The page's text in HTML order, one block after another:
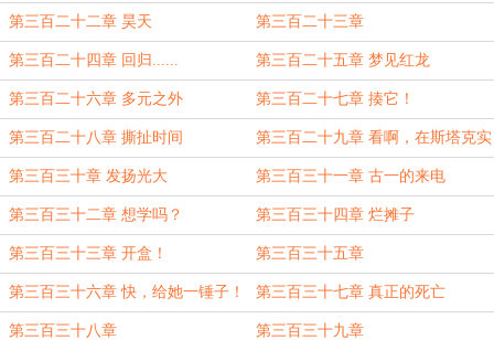
第三百二十二章 昊天 第三百二十三章
第三百二十四章 回归...... 第三百二十五章 梦见红龙
第三百二十六章 多元之外 第三百二十七章 揍它！
第三百二十八章 撕扯时间 第三百二十九章 看啊，在斯塔克实
验室里正发生着一件美好的事
第三百三十章 发扬光大 第三百三十一章 古一的来电
第三百三十二章 想学吗？ 第三百三十四章 烂摊子
第三百三十三章 开盒！ 第三百三十五章
第三百三十六章 快，给她一锤子！ 第三百三十七章 真正的死亡
第三百三十八章 第三百三十九章